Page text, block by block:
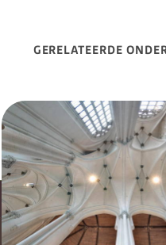
GERELATEERDE